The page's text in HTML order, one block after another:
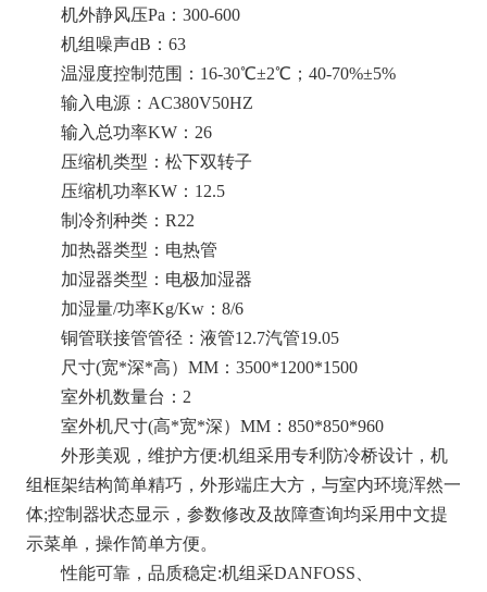
机外静风压Pa：300-600
机组噪声dB：63
温湿度控制范围：16-30℃±2℃；40-70%±5%
输入电源：AC380V50HZ
输入总功率KW：26
压缩机类型：松下双转子
压缩机功率KW：12.5
制冷剂种类：R22
加热器类型：电热管
加湿器类型：电极加湿器
加湿量/功率Kg/Kw：8/6
铜管联接管管径：液管12.7汽管19.05
尺寸(宽*深*高）MM：3500*1200*1500
室外机数量台：2
室外机尺寸(高*宽*深）MM：850*850*960
外形美观，维护方便:机组采用专利防冷桥设计，机
组框架结构简单精巧，外形端庄大方，与室内环境浑然一
体;控制器状态显示，参数修改及故障查询均采用中文提
示菜单，操作简单方便。
性能可靠，品质稳定:机组采DANFOSS、